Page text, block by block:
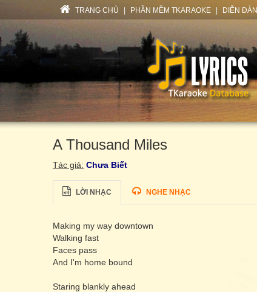
TRANG CHỦ PHẦN MỀM TKARAOKE DIỄN ĐÀN
A Thousand Miles
Tác giả: Chưa Biết
LỜI NHẠC NGHE NHẠC
Making my way downtown
Walking fast
Faces pass
And I'm home bound
Staring blankly ahead